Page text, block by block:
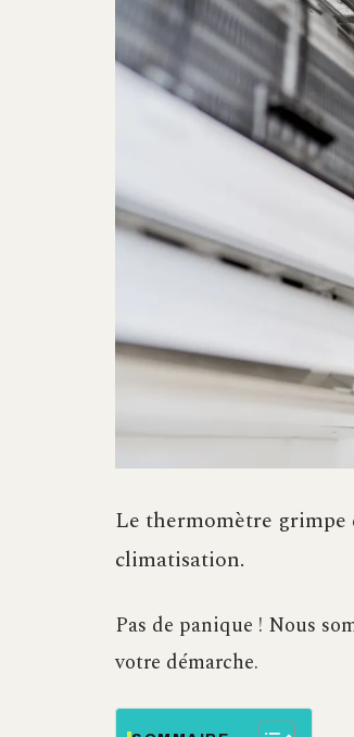
Le thermomètre grimpe
climatisation.
Pas de panique ! Nous
votre démarche.